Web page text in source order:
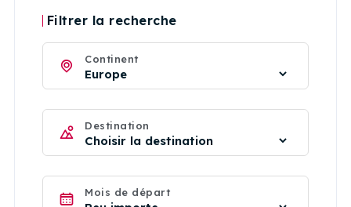
Filtrer la recherche
Continent
Destination
Mois de départ